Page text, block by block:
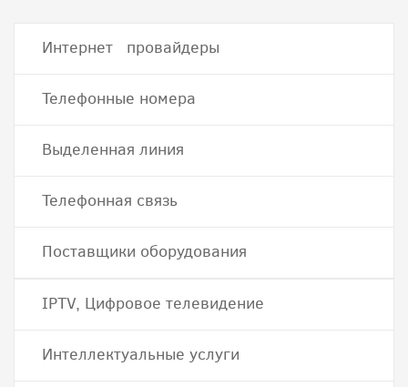
Интернет провайдеры
Телефонные номера
Выделенная линия
Телефонная связь
Поставщики оборудования
IPTV, Цифровое телевидение
Интеллектуальные услуги